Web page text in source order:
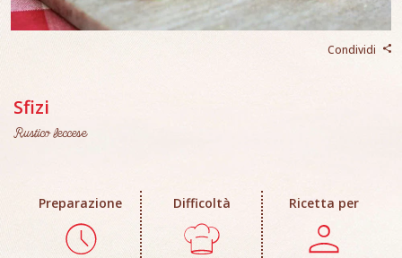
Condividi
Sfizi
Rustico leccese
Preparazione Difficoltà Ricetta per